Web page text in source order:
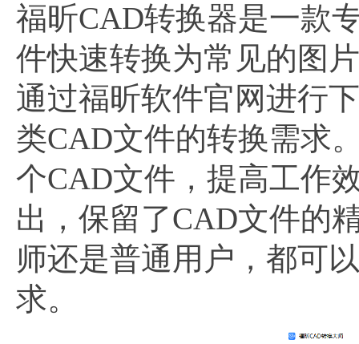
福昕CAD转换器是一款
件快速转换为常见的图
通过福昕软件官网进行
类CAD文件的转换需求
个CAD文件，提高工作
出，保留了CAD文件的
师还是普通用户，都可
求。